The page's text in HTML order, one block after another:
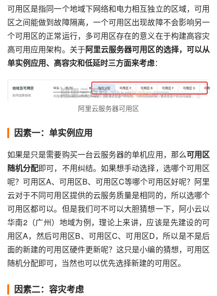
可用区是指同一个地域下网络和电力相互独立的区域，可用
区之间能做到故障隔离，一个可用区出现故障不会影响另一
个可用区的正常运行，多可用区存在的意义在于构建高容灾
高可用应用架构。关于阿里云服务器可用区的选择，可以从
单实例应用、高容灾和低延时三方面来考虑：
阿里云服务器可用区
因素一：单实例应用
如果是只是需要购买一台云服务器的单机应用，那么可用区
随机分配即可，不用纠结。如果想手动选择，选哪个可用区
呢？可用区A、可用区B、可用区C等哪个可用区好呢？阿里
云对于不同可用区提供的云服务质量是相同的，所以选哪个
可用区都可以。但是我们可不可以大胆猜想一下，阿小云以
华南2（广州）地域为例，理论上来讲，应该是先建设的可
用区A，然后可用区B、可用区C、可用区D，所以是不是后
面的新建的可用区硬件更新呢？这只是小编的猜想，可用区
随机分配即可，当然也可以优先选择新建的可用区。
因素二：容灾考虑